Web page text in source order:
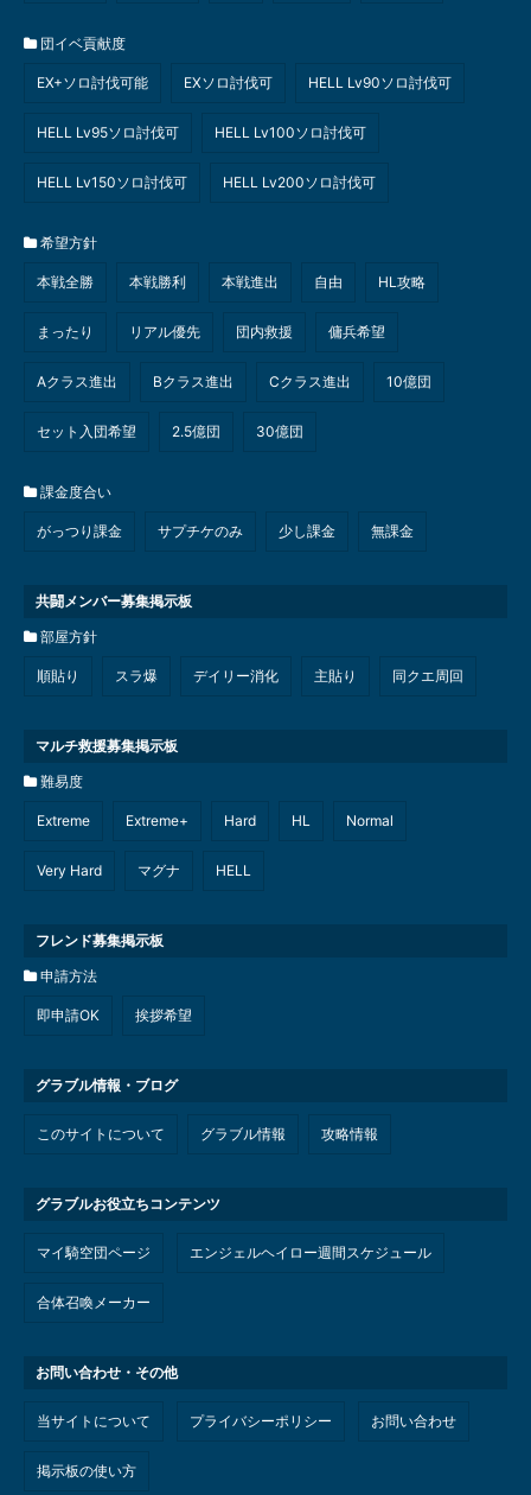
団イベ貢献度
EX+ソロ討伐可能 EXソロ討伐可 HELL Lv90ソロ討伐可
HELL Lv95ソロ討伐可 HELL Lv100ソロ討伐可
HELL Lv150ソロ討伐可 HELL Lv200ソロ討伐可
希望方針
本戦全勝 本戦勝利 本戦進出 自由 HL攻略
まったり リアル優先 団内救援 傭兵希望
Aクラス進出 Bクラス進出 Cクラス進出 10億団
セット入団希望 2.5億団 30億団
課金度合い
がっつり課金 サプチケのみ 少し課金 無課金
共闘メンバー募集掲示板
部屋方針
順貼り スラ爆 デイリー消化 主貼り 同クエ周回
マルチ救援募集掲示板
難易度
Extreme Extreme+ Hard HL Normal
Very Hard マグナ HELL
フレンド募集掲示板
申請方法
即申請OK 挨拶希望
グラブル情報・ブログ
このサイトについて グラブル情報 攻略情報
グラブルお役立ちコンテンツ
マイ騎空団ページ エンジェルヘイロー週間スケジュール
合体召喚メーカー
お問い合わせ・その他
当サイトについて プライバシーポリシー お問い合わせ
掲示板の使い方